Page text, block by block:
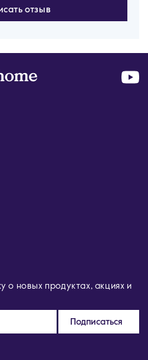
отзыв
о новых продуктах, акциях и
Подписаться